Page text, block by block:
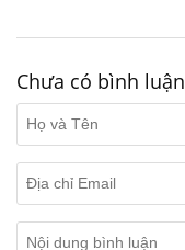
Chưa có bình luận